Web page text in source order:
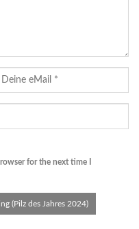
(Pilz des Jahres 2024)
for the next time I